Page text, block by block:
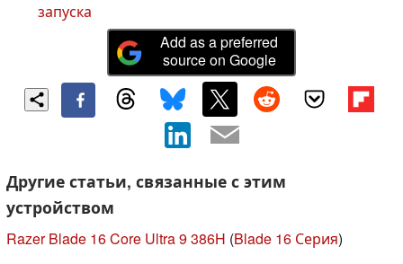
запуска
Add as a preferred
source on Google
Другие статьи, связанные с этим
устройством
Razer Blade 16 Core Ultra 9 386H (Blade 16 Серия)